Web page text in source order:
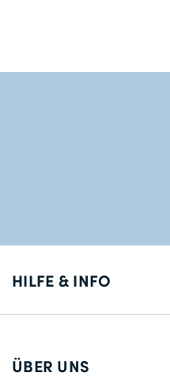
HILFE & INFO
Lieferung
ÜBER UNS